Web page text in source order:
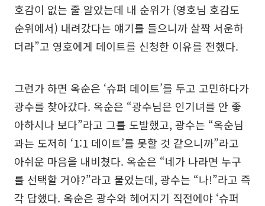
호감이 없는 줄 알았는데 내 순위가 (영호님 호감도
순위에서) 내려갔다는 얘기를 들으니까 살짝 서운하
더라”고 영호에게 데이트를 신청한 이유를 전했다.
그런가 하면 옥순은 ‘슈퍼 데이트’를 두고 고민하다가
광수를 찾아갔다. 옥순은 “광수님은 인기녀를 안 좋
아하시나 보다”라고 그를 도발했고, 광수는 “옥순님
과는 도저히 ‘1:1 데이트’를 못할 것 같으니까”라고
아쉬운 마음을 내비쳤다. 옥순은 “네가 나라면 누구
를 선택할 거야?”라고 물었는데, 광수는 “나!”라고 즉
각 답했다. 옥순은 광수와 헤어지기 직전에야 ‘슈퍼